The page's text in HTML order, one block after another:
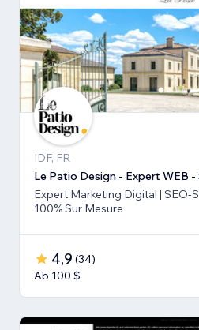
IDF, FR
Le Patio Design - Expert WEB -
Expert Marketing Digital | SEO-SEA | Votre Site Internet
100% Sur Mesure
4,9 (34)
Ab 100 $